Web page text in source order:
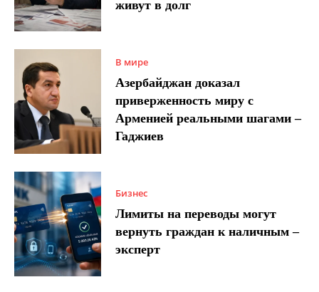
живут в долг
В мире
Азербайджан доказал
приверженность миру с
Арменией реальными шагами –
Гаджиев
Бизнес
Лимиты на переводы могут
вернуть граждан к наличным –
эксперт